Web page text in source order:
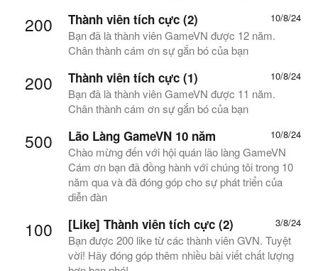
200 10/8/24
Thành viên tích cực (2)
Bạn đã là thành viên GameVN được 12 năm.
Chân thành cám ơn sự gắn bó của bạn
200 10/8/24
Thành viên tích cực (1)
Bạn đã là thành viên GameVN được 11 năm.
Chân thành cám ơn sự gắn bó của bạn
500 10/8/24
Lão Làng GameVN 10 năm
Chào mừng đến với hội quán lão làng GameVN
Cám ơn bạn đã đồng hành với chúng tôi trong 10
năm qua và đã đóng góp cho sự phát triển của
diễn đàn
100 3/8/24
[Like] Thành viên tích cực (2)
Bạn được 200 like từ các thành viên GVN. Tuyệt
vời! Hãy đóng góp thêm nhiều bài viết chất lượng